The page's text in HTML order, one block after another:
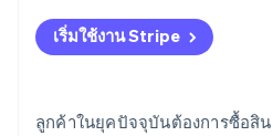
เริ่มใช้งาน Stripe
ลูกค้าในยุคปัจจุบันต้องการซื้อสิน